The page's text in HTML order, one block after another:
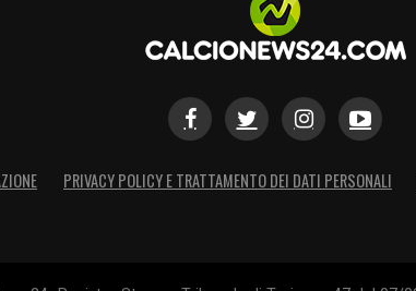
PRIVACY POLICY E TRATTAMENTO DEI DATI PERSONALI